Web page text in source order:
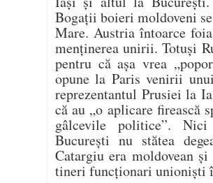
Bogaţii boieri moldoveni
Mare. Austria întoarce
menţinerea unirii. Totuşi
pentru că aşa vrea
opune la Paris venirii
reprezentantul Prusiei la
că au „o aplicare firească
gâlcevile politice”.
Bucureşti nu stătea
Catargiu era moldovean
tineri funcţionari unionişti